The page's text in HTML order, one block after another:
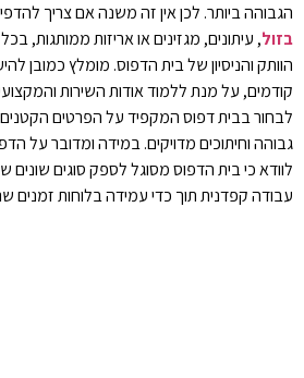
הגבוהה ביותר. לכן אין זה משנה אם צריך
בזול, עיתונים, מגזינים או אריזות ממותגות,
הוותק והניסיון של בית הדפוס. מומלץ כמובן
קודמים, על מנת ללמוד אודות השירות
לבחור בבית דפוס המקפיד על הפרטים הקטנים
גבוהה וחיתוכים מדויקים. במידה ומדובר על
לוודא כי בית הדפוס מסוגל לספק סוגים שונים
עבודה קפדנית תוך כדי עמידה בלוחות זמנים